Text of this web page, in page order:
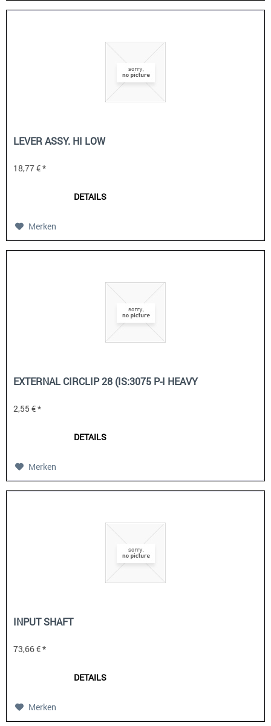
LEVER ASSY. HI LOW
18,77 € *
DETAILS
Merken
EXTERNAL CIRCLIP 28 (IS:3075 P-I HEAVY
2,55 € *
DETAILS
Merken
INPUT SHAFT
73,66 € *
DETAILS
Merken